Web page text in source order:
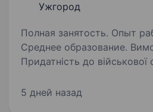
Ужгород
Полная занятость. Опыт
Среднее образование. Вимоги: Вік до 40 років;
Придатність до
якостями; Заборона до вживання алкоголю
5 дней назад